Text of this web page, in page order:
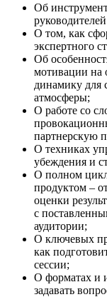
Об
О том, как
экспертного
Об
мотивации на
динамику для
атмосферы;
О работе со
партнерскую
О техниках
убеждения и
О полном
продуктом –
оценки
с
аудитории;
О ключевых
как
сессии;
О форматах и
задавать